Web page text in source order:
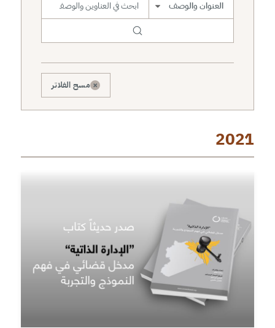
× مسح الفلاتر
2021